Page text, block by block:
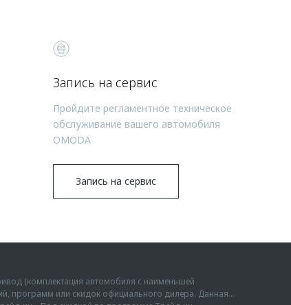
Запись на сервис
Пройдите регламентное техническое
обслуживание вашего автомобиля
OMODA
Запись на сервис
(комплектация автомобиля с наименьшей
программ или скидок официального дилера. Данная